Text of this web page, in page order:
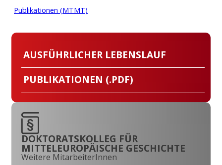
Publikationen (MTMT)
AUSFÜHRLICHER LEBENSLAUF
PUBLIKATIONEN (.PDF)
DOKTORATSKOLLEG FÜR
MITTELEUROPÄISCHE GESCHICHTE
Weitere MitarbeiterInnen